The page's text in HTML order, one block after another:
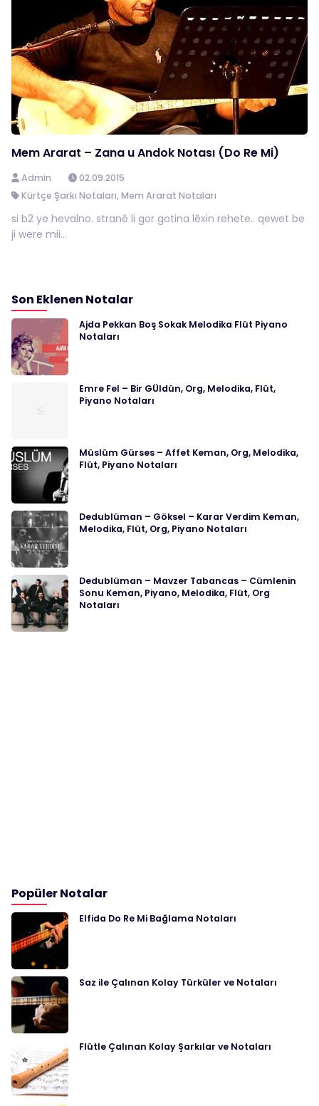
Mem Ararat – Zana u Andok Notası (Do Re Mi)
Admin
02.09.2015
Kürtçe Şarkı Notaları, Mem Ararat Notaları
si b2 ye hevalno. stranê li gor gotina lêxin rehete.. qewet be
ji were mii...
Son Eklenen Notalar
Ajda Pekkan Boş Sokak Melodika Flüt Piyano
Notaları
Emre Fel – Bir GÜldün, Org, Melodika, Flüt,
Piyano Notaları
Müslüm Gürses – Affet Keman, Org, Melodika,
Flüt, Piyano Notaları
Dedublüman – Göksel – Karar Verdim Keman,
Melodika, Flüt, Org, Piyano Notaları
Dedublüman – Mavzer Tabancas – Cümlenin
Sonu Keman, Piyano, Melodika, Flüt, Org
Notaları
Popüler Notalar
Elfida Do Re Mi Bağlama Notaları
Saz ile Çalınan Kolay Türküler ve Notaları
Flütle Çalınan Kolay Şarkılar ve Notaları